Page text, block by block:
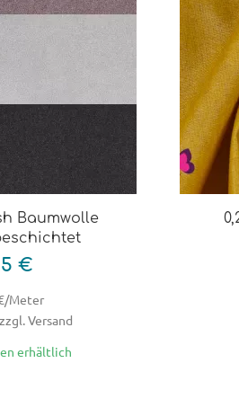
Baumwolle
€
Meter
Versand
erhältlich